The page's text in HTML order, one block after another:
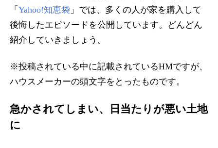
「 Yahoo!知恵袋 」では、多くの人が家を購入して
後悔したエピソードを公開しています。どんどん
紹介していきましょう。
※投稿されている中に記載されているHMですが、
ハウスメーカーの頭文字をとったものです。
急かされてしまい、日当たりが悪い土地
に